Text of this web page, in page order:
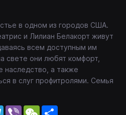
в одном из городов США.
и Лилиан Белакорт живут
всем доступным им
свете они любят комфорт,
наследство, а также
в слуг профитролями. Семья
Telegram
Viber WeChat